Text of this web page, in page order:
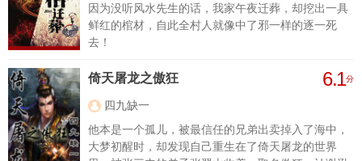
因为没听风水先生的话，我家午夜迁葬，却挖出一具
鲜红的棺材，自此全村人就像中了邪一样的逐一死
去！
倚天屠龙之傲狂 6.1分
四九缺一
他本是一个孤儿，被最信任的兄弟出卖掉入了海中，
大梦初醒时，却发现自己重生在了倚天屠龙的世界